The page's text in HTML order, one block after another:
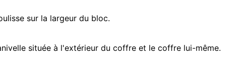
sur la largeur du bloc.
située à l'extérieur du coffre et le coffre lui-même.